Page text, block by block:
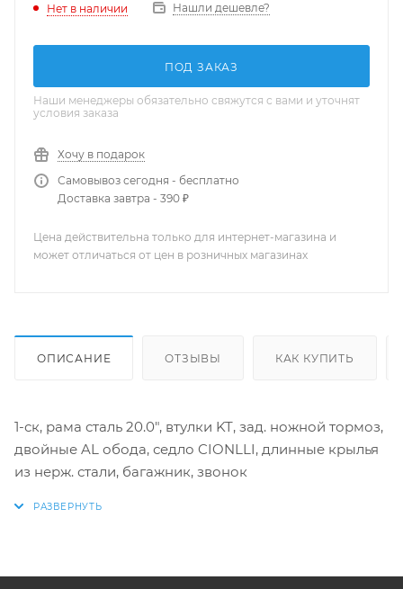
Нет в наличии Нашли дешевле?
ПОД ЗАКАЗ
Наши менеджеры обязательно свяжутся с вами и уточнят
условия заказа
Хочу в подарок
Самовывоз сегодня - бесплатно
Доставка завтра - 390 ₽
Цена действительна только для интернет-магазина и
может отличаться от цен в розничных магазинах
ОПИСАНИЕ ОТЗЫВЫ КАК КУПИТЬ
1-ск, paмa сталь 20.0", втулки KT, зад. ножной тормоз,
двойные AL обода, седло CIONLLI, длинные крылья
из нерж. стали, багажник, звонок